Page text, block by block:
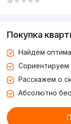
Покупка
Найдём
Сориентируем
Расскажем о
Абсолютно